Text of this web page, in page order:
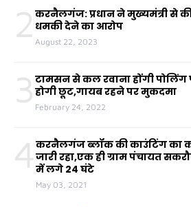
2 करनैलगंज: प्रधान ने मुख्यमंत्री से
धमकी देने का आरोप
August 22, 2023
3 टामसन से कल रवाना होंगी पोलिंग
होगी छूट,गायब रहने पर मुकदमा
February 24, 2022
4 करनैलगंज ब्लॉक की काउंटिंग का
जारी रहा,एक ही ग्राम पंचायत
में लगे 24 घंटे
May 03, 2021